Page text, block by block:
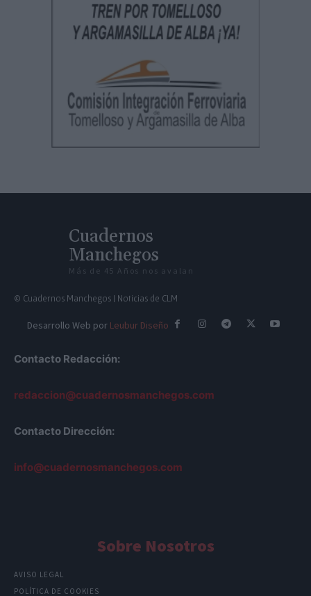
Cuadernos
Manchegos
Más de 45 Años nos avalan
© Cuadernos Manchegos | Noticias de CLM
Desarrollo Web por Leubur Diseño
Contacto Redacción:
redaccion@cuadernosmanchegos.com
Contacto Dirección:
info@cuadernosmanchegos.com
Sobre Nosotros
AVISO LEGAL
POLÍTICA DE COOKIES